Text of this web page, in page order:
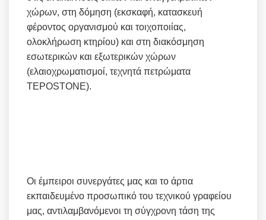
χώρων, στη δόμηση (εκσκαφή, κατασκευή
φέροντος οργανισμού και τοιχοποιίας,
ολοκλήρωση κτηρίου) και στη διακόσμηση
εσωτερικών και εξωτερικών χώρων
(ελαιοχρωματισμοί, τεχνητά πετρώματα
TEPOSTONE).
Οι έμπειροι συνεργάτες μας και το άρτια
εκπαιδευμένο προσωπικό του τεχνικού γραφείου
μας, αντιλαμβανόμενοι τη σύγχρονη τάση της